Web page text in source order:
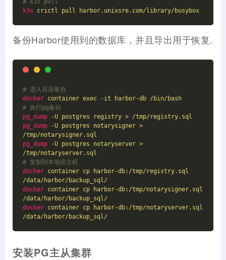
k3s
crictl pull harbor.unixsre.com/library/busybox
备份Harbor使用到的数据库，并且导出用于恢复.
# 进入容器备份
docker container exec -it harbor-db /bin/bash
# 执行pg备份
pg_dump
-U postgres registry > /tmp/registry.sql
pg_dump
-U postgres notarysigner >
/tmp/notarysigner.sql
pg_dump
-U postgres notaryserver >
/tmp/notaryserver.sql
# 复制到本地宿主机
docker container cp harbor-db:/tmp/registry.sql
/data/harbor/backup_sql/
docker container cp harbor-db:/tmp/notarysigner.sql
/data/harbor/backup_sql/
docker container cp harbor-db:/tmp/notaryserver.sql
/data/harbor/backup_sql/
安装PG主从集群